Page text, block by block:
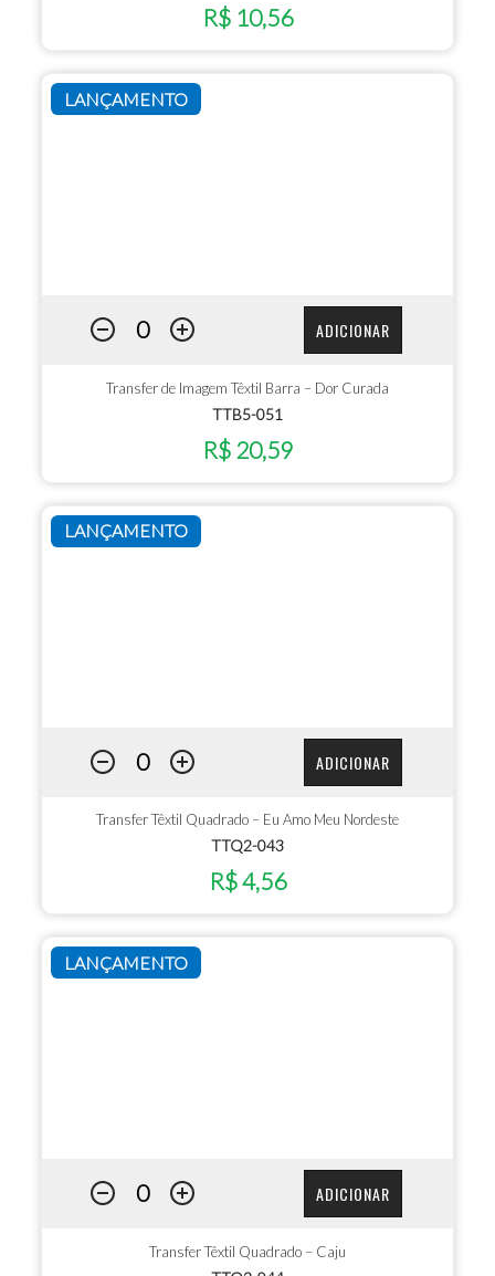
R$ 10,56
LANÇAMENTO
ADICIONAR
Transfer de Imagem Têxtil Barra – Dor Curada
TTB5-051
R$ 20,59
LANÇAMENTO
ADICIONAR
Transfer Têxtil Quadrado – Eu Amo Meu Nordeste
TTQ2-043
R$ 4,56
LANÇAMENTO
ADICIONAR
Transfer Têxtil Quadrado – Caju